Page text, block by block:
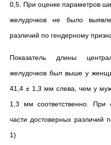
0,5. При оценке параметров
желудочков не было
различий по гендерному
Показатель длины
желудочков был выше у
41,4 ± 1,3 мм слева, чем у
1,3 мм соответственно.
При
части достоверных различий
1)